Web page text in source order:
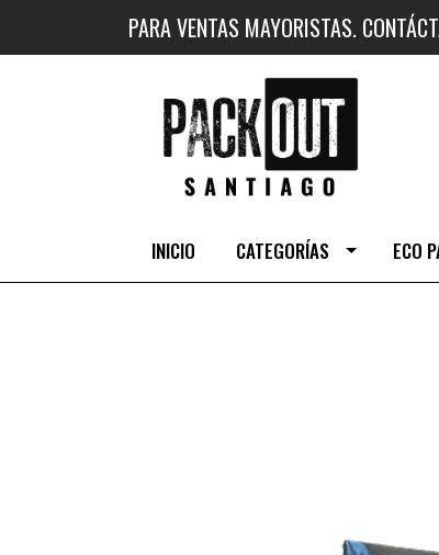
PARA VENTAS MAYORISTAS.
INICIO CATEGORÍAS ECO